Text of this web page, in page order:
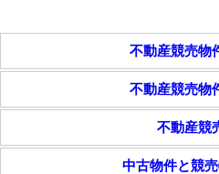
不動産競売物
不動産競売物
不動産競
中古物件と競